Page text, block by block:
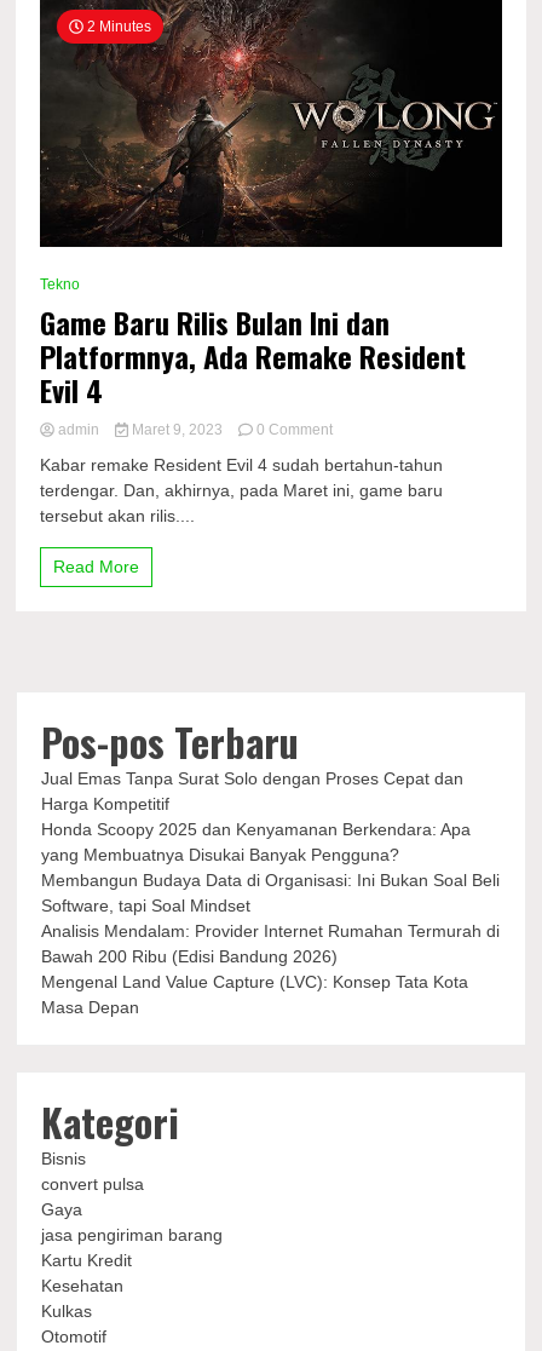
2 Minutes
Tekno
Game Baru Rilis Bulan Ini dan
Platformnya, Ada Remake Resident
Evil 4
admin Maret 9, 2023 0 Commenton
Baru
Rilis
Kabar remake Resident Evil 4 sudah bertahun-tahun
terdengar. Dan, akhirnya, pada Maret ini, game baru
tersebut akan rilis....
Read More
Pos-pos Terbaru
Jual Emas Tanpa Surat Solo dengan Proses Cepat dan
Harga Kompetitif
Honda Scoopy 2025 dan Kenyamanan Berkendara: Apa
yang Membuatnya Disukai Banyak Pengguna?
Membangun Budaya Data di Organisasi: Ini Bukan Soal Beli
Software, tapi Soal Mindset
Analisis Mendalam: Provider Internet Rumahan Termurah di
Bawah 200 Ribu (Edisi Bandung 2026)
Mengenal Land Value Capture (LVC): Konsep Tata Kota
Masa Depan
Kategori
Bisnis
convert pulsa
Gaya
jasa pengiriman barang
Kartu Kredit
Kesehatan
Kulkas
Otomotif